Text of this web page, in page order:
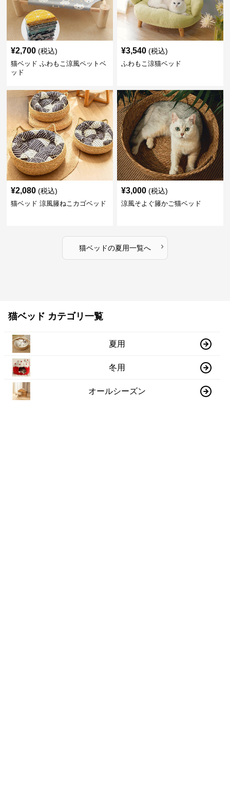
¥2,700 (税込)
猫ベッド ふわもこ涼風ペットベ
ッド
¥3,540 (税込)
ふわもこ涼猫ベッド
¥2,080 (税込)
猫ベッド 涼風籐ねこカゴベッド
¥3,000 (税込)
涼風そよぐ籐かご猫ベッド
猫ベッドの夏用一覧へ ›
猫ベッド カテゴリ一覧
夏用
冬用
オールシーズン